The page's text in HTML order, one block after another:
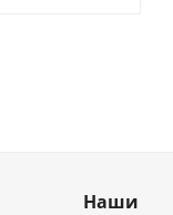
Наши